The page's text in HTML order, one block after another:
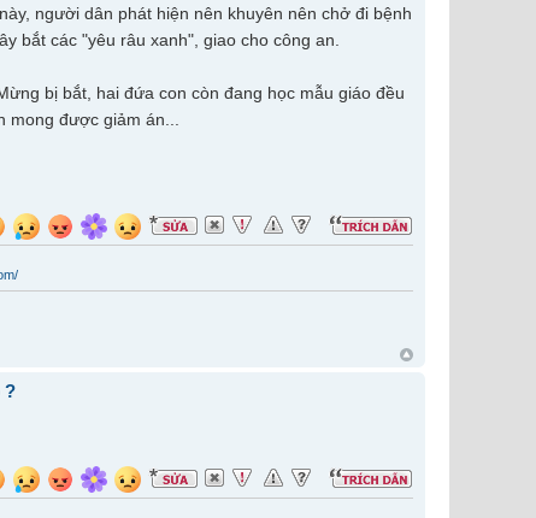
người dân phát hiện nên khuyên nên chở đi bệnh
bắt các "yêu râu xanh", giao cho công an.
bị bắt, hai đứa con còn đang học mẫu giáo đều
được giảm án...
?